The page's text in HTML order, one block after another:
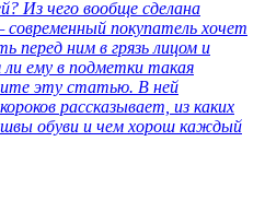
Из чего вообще сделана
покупатель хочет
перед ним в грязь лицом и
ему в подметки такая
эту статью. В ней
рассказывает, из каких
обуви и чем хорош каждый